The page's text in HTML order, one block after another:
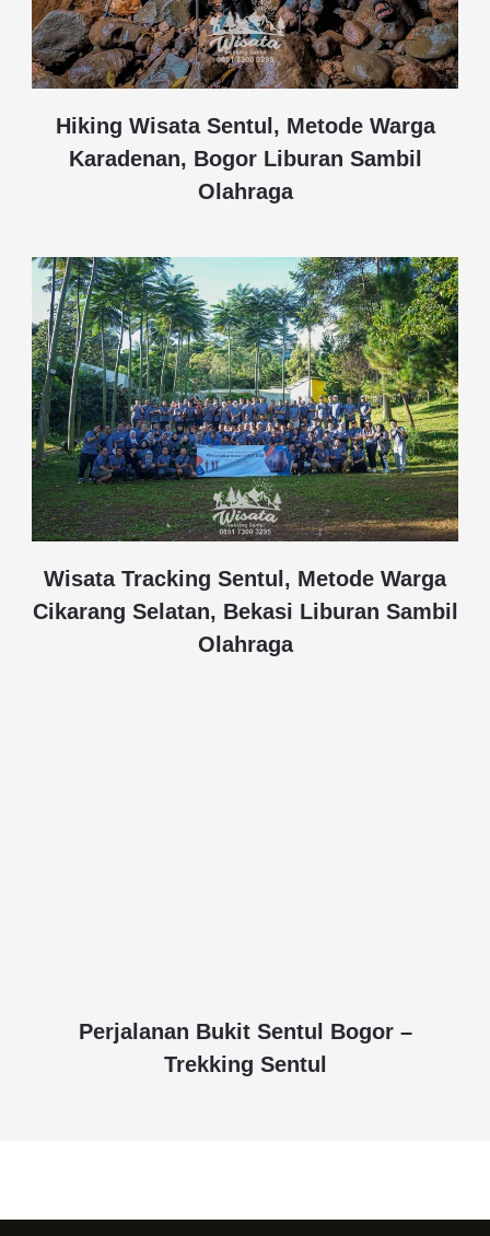
Hiking Wisata Sentul, Metode Warga
Karadenan, Bogor Liburan Sambil
Olahraga
Wisata Tracking Sentul, Metode Warga
Cikarang Selatan, Bekasi Liburan Sambil
Olahraga
Perjalanan Bukit Sentul Bogor –
Trekking Sentul